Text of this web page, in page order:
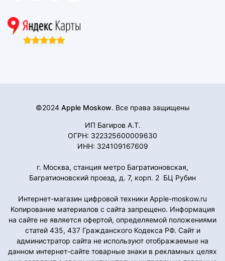
©2024 Apple Moskow. Все права защищены
ИП Багиров А.Т.
ОГРН: 322325600009630
ИНН: 324109167609
г. Москва, станция метро Багратионовская,
Багратионовский проезд, д. 7, корп. 2 БЦ Рубин
Интернет-магазин цифровой техники Apple-moskow.ru
Копирование материалов с сайта запрещено. Информация
на сайте не является офертой, определяемой положениями
статей 435, 437 Гражданского Кодекса РФ. Сайт и
администратор сайта не используют отображаемые на
данном интернет-сайте товарные знаки в рекламных целях